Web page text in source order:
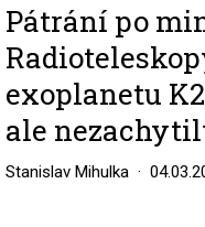
Pátrání po
exoplanetu
ale
Stanislav Mihulka